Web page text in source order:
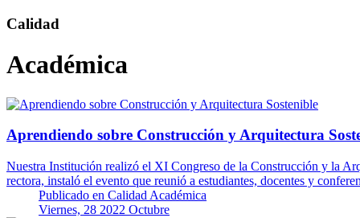
Calidad
Académica
Aprendiendo sobre Construcción y Arquitectura
Nuestra Institución realizó el XI Congreso de la Construcción y la
rectora, instaló el evento que reunió a estudiantes, docentes y
Publicado en Calidad Académica
Viernes, 28 2022 Octubre